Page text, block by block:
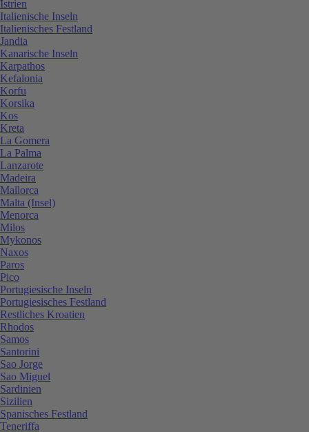
Istrien
Italienische Inseln
Italienisches Festland
Jandia
Kanarische Inseln
Karpathos
Kefalonia
Korfu
Korsika
Kos
Kreta
La Gomera
La Palma
Lanzarote
Madeira
Mallorca
Malta (Insel)
Menorca
Milos
Mykonos
Naxos
Paros
Pico
Portugiesische Inseln
Portugiesisches Festland
Restliches Kroatien
Rhodos
Samos
Santorini
Sao Jorge
Sao Miguel
Sardinien
Sizilien
Spanisches Festland
Teneriffa